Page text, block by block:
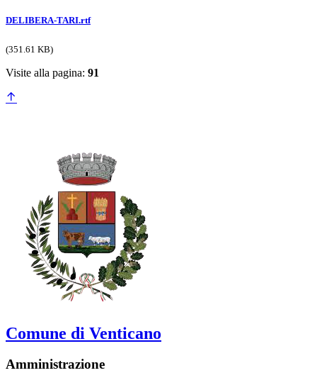
DELIBERA-TARI.rtf
(351.61 KB)
Visite alla pagina: 91
Comune di Venticano
Amministrazione